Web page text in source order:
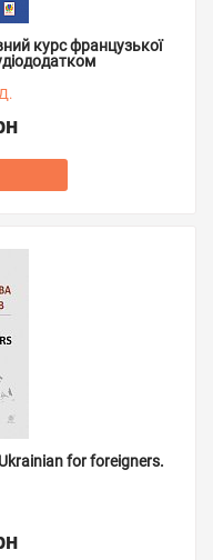
курс французької
for foreigners.